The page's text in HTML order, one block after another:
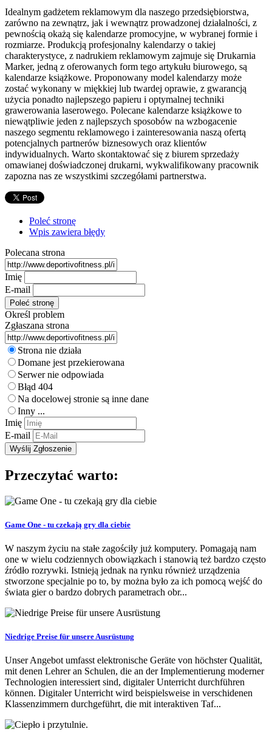
Idealnym gadżetem reklamowym dla naszego przedsiębiorstwa,
zarówno na zewnątrz, jak i wewnątrz prowadzonej działalności, z
pewnością okażą się kalendarze promocyjne, w wybranej formie i
rozmiarze. Produkcją profesjonalny kalendarzy o takiej
charakterystyce, z nadrukiem reklamowym zajmuje się Drukarnia
Marker, jedną z oferowanych form tego artykułu biurowego, są
kalendarze książkowe. Proponowany model kalendarzy może
zostać wykonany w miękkiej lub twardej oprawie, z gwarancją
użycia ponadto najlepszego papieru i optymalnej techniki
grawerowania laserowego. Polecane kalendarze książkowe to
niewątpliwie jeden z najlepszych sposobów na wzbogacenie
naszego segmentu reklamowego i zainteresowania naszą ofertą
potencjalnych partnerów biznesowych oraz klientów
indywidualnych. Warto skontaktować się z biurem sprzedaży
omawianej doświadczonej drukarni, wykwalifikowany pracownik
zapozna nas ze wszystkimi szczegółami partnerstwa.
Poleć stronę
Wpis zawiera błędy
Polecana strona
Imię
E-mail
Określ problem
Zgłaszana strona
Strona nie działa
Domane jest przekierowana
Serwer nie odpowiada
Błąd 404
Na docelowej stronie są inne dane
Inny ...
Imię
E-mail
Przeczytać warto:
Game One - tu czekają gry dla ciebie
W naszym życiu na stałe zagościły już komputery. Pomagają nam
one w wielu codziennych obowiązkach i stanowią też bardzo często
źródło rozrywki. Istnieją jednak na rynku również urządzenia
stworzone specjalnie po to, by można było za ich pomocą wejść do
świata gier o bardzo dobrych parametrach obr...
Niedrige Preise für unsere Ausrüstung
Unser Angebot umfasst elektronische Geräte von höchster Qualität,
mit denen Lehrer an Schulen, die an der Implementierung moderner
Technologien interessiert sind, digitaler Unterricht durchführen
können. Digitaler Unterricht wird beispielsweise in verschidenen
Klassenzimmern durchgeführt, die mit interaktiven Taf...